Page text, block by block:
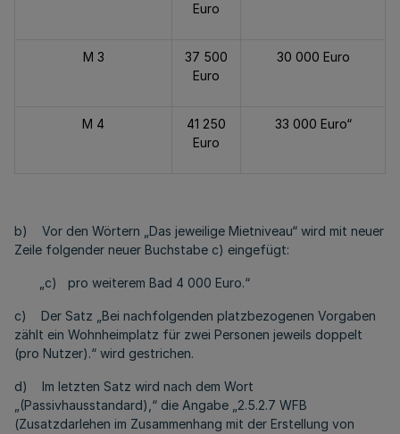
Euro
M 3
37 500
Euro
30 000 Euro
M 4
41 250
Euro
33 000 Euro“
b) Vor den Wörtern „Das jeweilige Mietniveau“ wird mit neuer
Zeile folgender neuer Buchstabe c) eingefügt:
„c) pro weiterem Bad 4 000 Euro.“
c) Der Satz „Bei nachfolgenden platzbezogenen Vorgaben
zählt ein Wohnheimplatz für zwei Personen jeweils doppelt
(pro Nutzer).“ wird gestrichen.
d) Im letzten Satz wird nach dem Wort
„(Passivhausstandard),“ die Angabe „2.5.2.7 WFB
(Zusatzdarlehen im Zusammenhang mit der Erstellung von